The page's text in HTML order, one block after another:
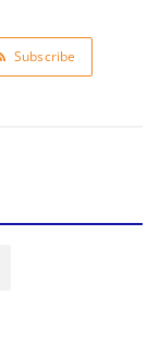
Subscribe